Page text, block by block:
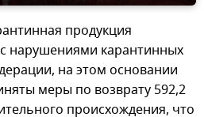
продукция
нарушениями карантинных
на этом основании
меры по возврату 592,2
происхождения, что